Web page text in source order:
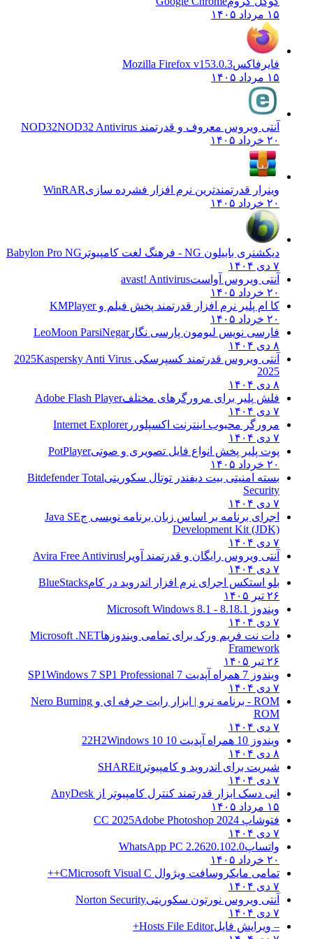
فایرفاکس Mozilla Firefox v153.0.3
آنتی ویروس معروف و قدرتمند NOD32NOD32 Antivirus
وینرار قدرتمندترین نرم افزار فشرده سازی WinRAR
دیکشنری بابیلون NG - فرهنگ لغت کامپیوتر
Babylon Pro NG
آنتی ویروس آواست avast! Antivirus
کا ام پلیر نرم افزار قدرتمند پخش فیلم وKMPlayer
فارسی نویس لیومون پارسی نگارLeoMoon ParsiNegar
آنتی ویروس قدرتمند کسپرسکی 2025 Kaspersky Anti Virus
فلش پلیر برای مرورگرهای مختلفAdobe Flash Player
مرورگر محبوب اینترنت اکسپلوررInternet Explorer
پوت پلیر پخش انواع فایل تصویری و صوتی PotPlayer
بسته امنیتی بیت دیفندر توتال سکوریتیBitdefender Total
Security
اجرای برنامه بر اساس زبان برنامه نویسی جJava SE
Development Kit (JDK)
آنتی ویروس رایگان و قدرتمند آویراAvira Free Antivirus
بلو استکس اجرای نرم افزار اندروید در کامBlueStacks
ویندوز 8.18.1 - Microsoft Windows 8.1
دات نت فریم ورک برای تمامی ویندوزهاMicrosoft .NET
Framework
ویندوز 7 همراه آپدیت 7 SP1
Windows 7 SP1 Professional
ROM - برنامه نرو | ابزار رایت حرفه ای و
Nero Burning
ویندوز 10 همراه آپدیت 10 22H2
Windows 10
شیریت برای اندروید و کامپیوترSHAREit
انی دسک ابزار قدرتمند کنترل کامپیوتر ازAnyDesk
فتوشاپ CC 2025Adobe Photoshop 2024
واتساپ WhatsApp PC 2.2620.102.0
تمامی مایکروسافت ویژوال CMicrosoft Visual C++
آنتی ویروس نورتون سکوریتیNorton Security
– ویرایش فایل Hosts File Editor+